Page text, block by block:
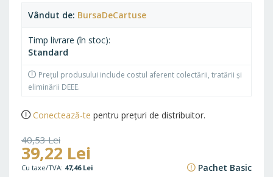
Vândut de BursaDeCartuse
Timp livrare (în stoc)
Standard
Prețul produsului include costul aferent colectării, tratării și
eliminării DEEE.
Conectează-te pentru prețuri de distribuitor.
40,53 Lei
49,04 Lei
39,22 Lei
47,46 Lei Pachet Basic